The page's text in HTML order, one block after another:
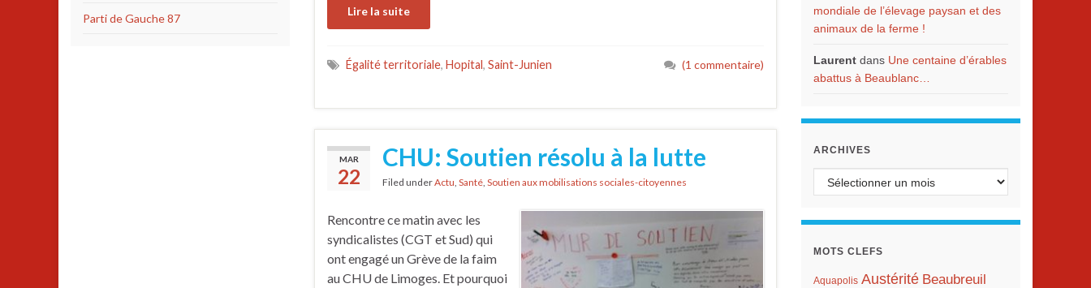
Lire la suite
Égalité territoriale, Hopital, Saint-Junien (1 commentaire)
MAR
22
CHU: Soutien résolu à la lutte
Filed underActu Santé Soutien aux mobilisations sociales-citoyennes
Rencontre ce matin avec les
syndicalistes (CGT et Sud) qui
ont engagé un Grève de la faim
au CHU de Limoges. Et pourquoi
Parti de Gauche 87
mondiale de l’élevage paysan et des
animaux de la ferme !
Laurent dans Une centaine d’érables
abattus à Beaublanc…
ARCHIVES
Archives
MOTS CLEFS
Aquapolis Austérité Beaubreuil